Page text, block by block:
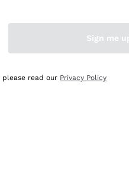
👍
Sign me
please read our Privacy Policy